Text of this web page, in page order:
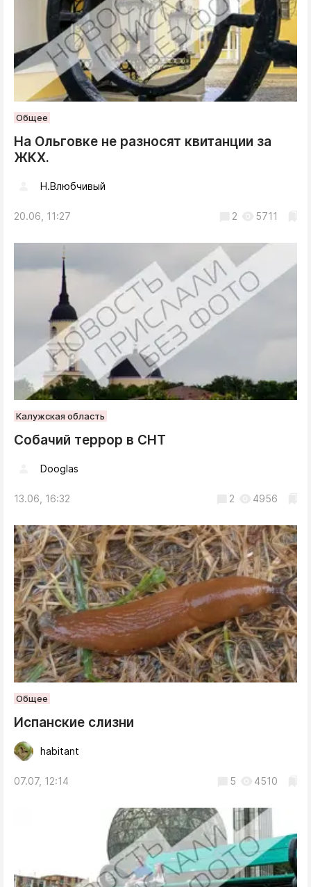
Общее
На Ольговке не разносят квитанции за
ЖКХ.
Н.Влюбчивый
20.06, 11:27 2 5711
Калужская область
Собачий террор в СНТ
Dooglas
13.06, 16:32 2 4956
Общее
Испанские слизни
habitant
07.07, 12:14 5 4510